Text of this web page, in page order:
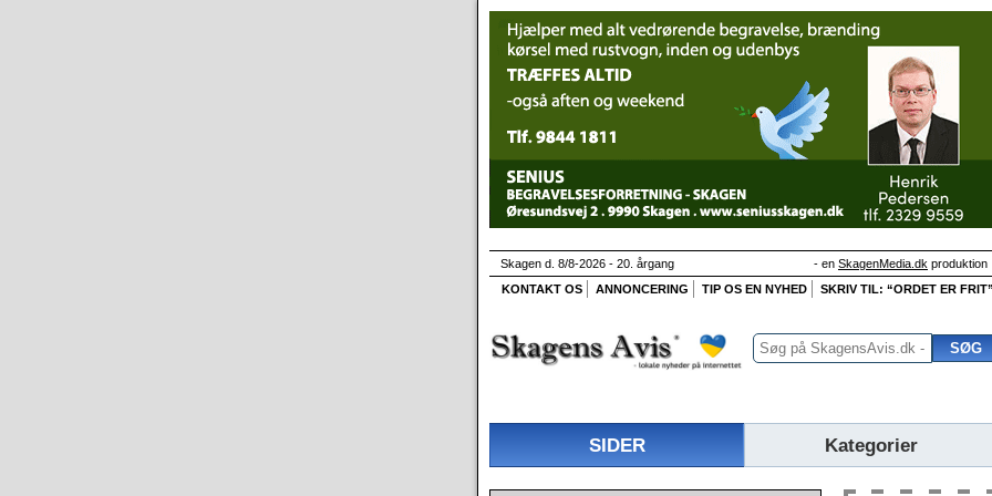
Skagen d. 8/8-2026 - 20. årgang - en SkagenMedia.dk produktion
KONTAKT OS
ANNONCERING TIP OS EN NYHED SKRIV TIL: “ORDET ER
SIDER Kategorier